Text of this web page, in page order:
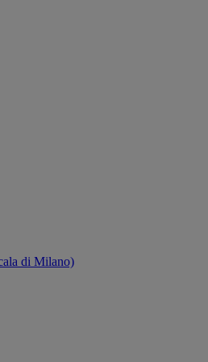
di Milano)